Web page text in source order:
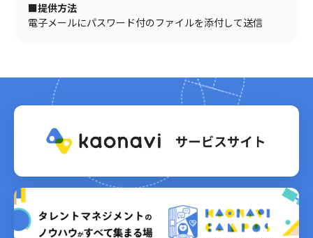
■提供方法
電子メールにパスワード付のファイルを添付して送信